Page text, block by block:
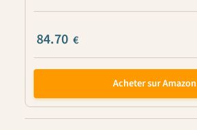
84.70 €
Acheter sur Amazon